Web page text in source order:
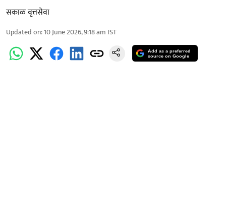
सकाळ वृत्तसेवा
Updated on:10 June 2026, 9:18 am IST
Add as a preferred
source on Google